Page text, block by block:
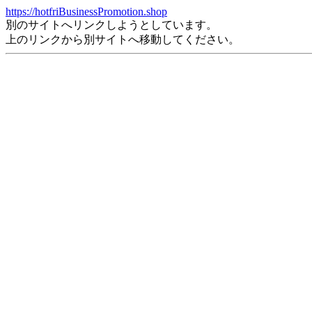
https://hotfriBusinessPromotion.shop
別のサイトへリンクしようとしています。
上のリンクから別サイトへ移動してください。